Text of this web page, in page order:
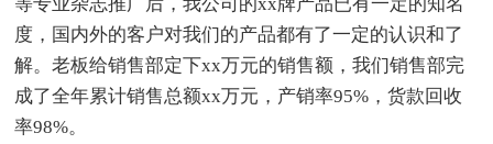
等专业杂志推广后，我公司的xx牌产品已有一定的知名
度，国内外的客户对我们的产品都有了一定的认识和了
解。老板给销售部定下xx万元的销售额，我们销售部完
成了全年累计销售总额xx万元，产销率95%，货款回收
率98%。